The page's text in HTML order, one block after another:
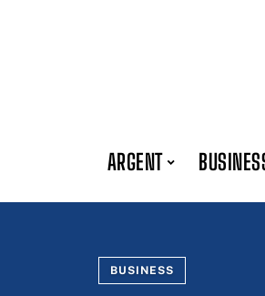
ARGENT
BUSINESS